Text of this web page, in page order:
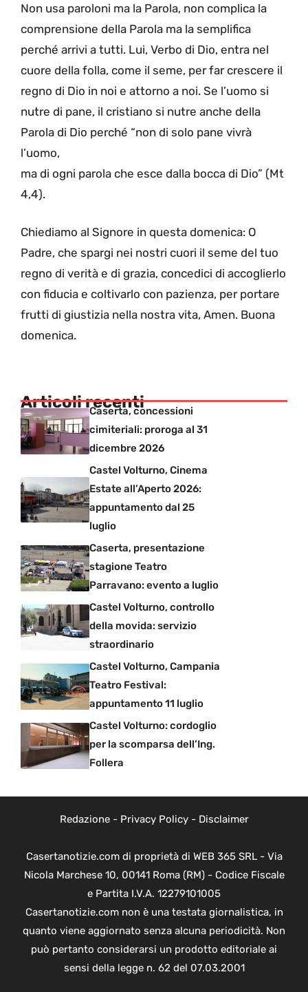
Non usa paroloni ma la Parola, non complica la
comprensione della Parola ma la semplifica
perché arrivi a tutti. Lui, Verbo di Dio, entra nel
cuore della folla, come il seme, per far crescere il
regno di Dio in noi e attorno a noi. Se l’uomo si
nutre di pane, il cristiano si nutre anche della
Parola di Dio perché “non di solo pane vivrà
l’uomo,
ma di ogni parola che esce dalla bocca di Dio” (Mt
4,4).
Chiediamo al Signore in questa domenica: O
Padre, che spargi nei nostri cuori il seme del tuo
regno di verità e di grazia, concedici di accoglierlo
con fiducia e coltivarlo con pazienza, per portare
frutti di giustizia nella nostra vita, Amen. Buona
domenica.
Articoli recenti
Caserta, concessioni
cimiteriali: proroga al 31
dicembre 2026
Castel Volturno, Cinema
Estate all’Aperto 2026:
appuntamento dal 25
luglio
Caserta, presentazione
stagione Teatro
Parravano: evento a luglio
Castel Volturno, controllo
della movida: servizio
straordinario
Castel Volturno, Campania
Teatro Festival:
appuntamento 11 luglio
Castel Volturno: cordoglio
per la scomparsa dell’Ing.
Follera
Redazione- Privacy Policy- Disclaimer
Casertanotizie.com di proprietà di WEB 365 SRL - Via
Nicola Marchese 10, 00141 Roma (RM) - Codice Fiscale
e Partita I.V.A. 12279101005
Casertanotizie.com non è una testata giornalistica, in
quanto viene aggiornato senza alcuna periodicità. Non
può pertanto considerarsi un prodotto editoriale ai
sensi della legge n. 62 del 07.03.2001